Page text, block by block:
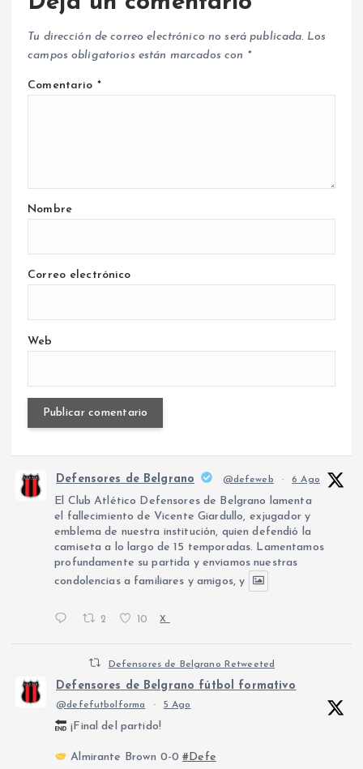
Tu dirección de correo electrónico no será publicada. Los
campos obligatorios están marcados con *
Comentario *
Nombre
Correo electrónico
Web
Defensores de Belgrano @defeweb · 6 Ago
El Club Atlético Defensores de Belgrano lamenta
el fallecimiento de Vicente Giardullo, exjugador y
emblema de nuestra institución, quien defendió la
camiseta a lo largo de 15 temporadas. Lamentamos
profundamente su partida y enviamos nuestras
condolencias a familiares y amigos, y
2 10 X
Defensores de Belgrano Retweeted
Defensores de Belgrano fútbol formativo
@defefutbolforma · 5 Ago
¡Final del partido!
Almirante Brown 0-0#Defe